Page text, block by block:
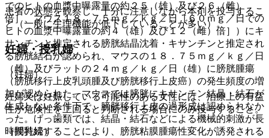
でのヒトの血漿中曝露量の約２５（雄）及び２６（雌）
倍］、マウス１８．７５ｍｇ／ｋｇ／日［６０ｍｇ／日での
ヒトの血漿中曝露量の約４（雄）及び１２（雌）倍］）にキ
サンチンと推定される膀胱結晶沈着・キサンチンと推定され
る膀胱結石が認められ、マウスの１８．７５ｍｇ／ｋｇ／日
（雌）及びラットの２４ｍｇ／ｋｇ／日（雄）に膀胱腫瘍
（膀胱移行上皮乳頭腫及び膀胱移行上皮癌）の発生頻度の増
加が認められた。マウスでは膀胱にキサンチン結晶・結石が
生成しない条件下で、膀胱移行上皮の過形成は認められなか
った。げっ歯類では、結晶・結石などによる機械的刺激が長
時間持続することにより、膀胱粘膜腫瘍性変化が誘発される
患者の状態を観察し、十分に注意しながら本剤を投与するこ
と（一般に生理機能が低下していることが多い）。
妊婦・授乳婦
（妊婦）
妊婦又は妊娠している可能性のある女性には、治療上の有益
性が危険性を上回ると判断される場合にのみ投与すること。
（授乳婦）